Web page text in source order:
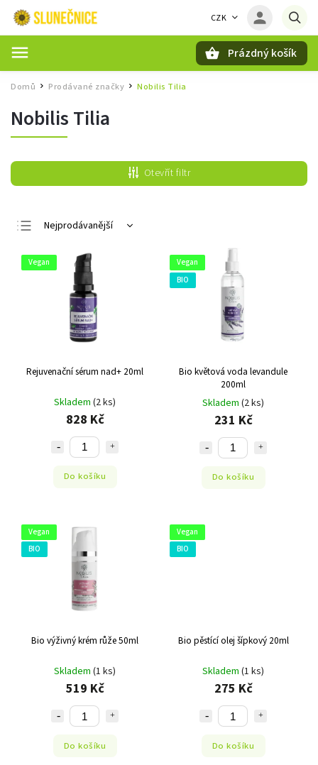
CZK
Prázdný košík
Domů / Prodávané značky / Nobilis Tilia
Nobilis Tilia
Otevřít filtr
Nejprodávanější
Nejdražší
Abecedně
Vegan
Rejuvenační sérum nad+ 20ml
Skladem (2 ks)
828 Kč
Do košíku
Vegan
BIO
Bio květová voda levandule
200ml
Skladem (2 ks)
231 Kč
Do košíku
Vegan
BIO
Bio výživný krém růže 50ml
Skladem (1 ks)
519 Kč
Do košíku
Vegan
BIO
Bio pěstící olej šípkový 20ml
Skladem (1 ks)
275 Kč
Do košíku